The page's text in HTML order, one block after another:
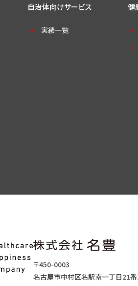
自治体向けサービス
実績一覧
健
〒450-0003
名古屋市中村区名駅南一丁目21